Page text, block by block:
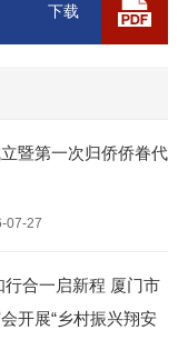
下载
暨第一次归侨侨眷代
07-27
行合一启新程 厦门市
开展“乡村振兴翔安